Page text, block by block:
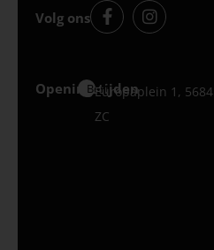
Volg ons
Openingstijden
Best
Europaplein 1, 5684
ZC